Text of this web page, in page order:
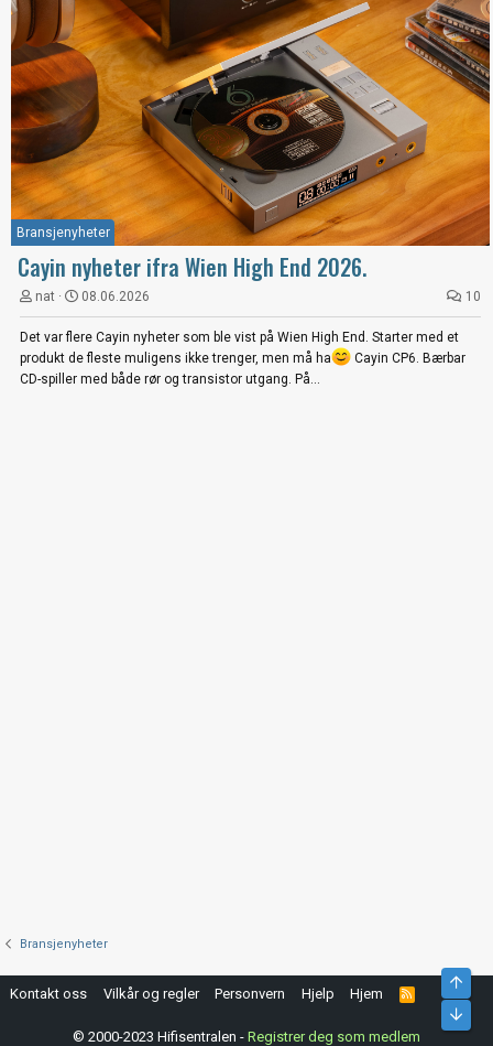
Bransjenyheter
Cayin nyheter ifra Wien High End 2026.
nat 08.06.2026 10
Det var flere Cayin nyheter som ble vist på Wien High End. Starter med et
produkt de fleste muligens ikke trenger, men må ha
Cayin CP6. Bærbar
CD-spiller med både rør og transistor utgang. På...
Bransjenyheter
Kontakt oss Vilkår og regler Personvern Hjelp Hjem
R
© 2000-2023 Hifisentralen - Registrer deg som medlem